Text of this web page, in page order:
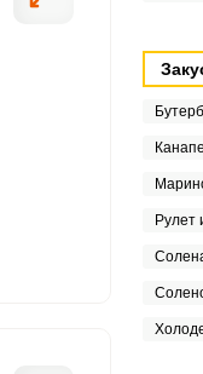
Канапе
Рулет
воде на